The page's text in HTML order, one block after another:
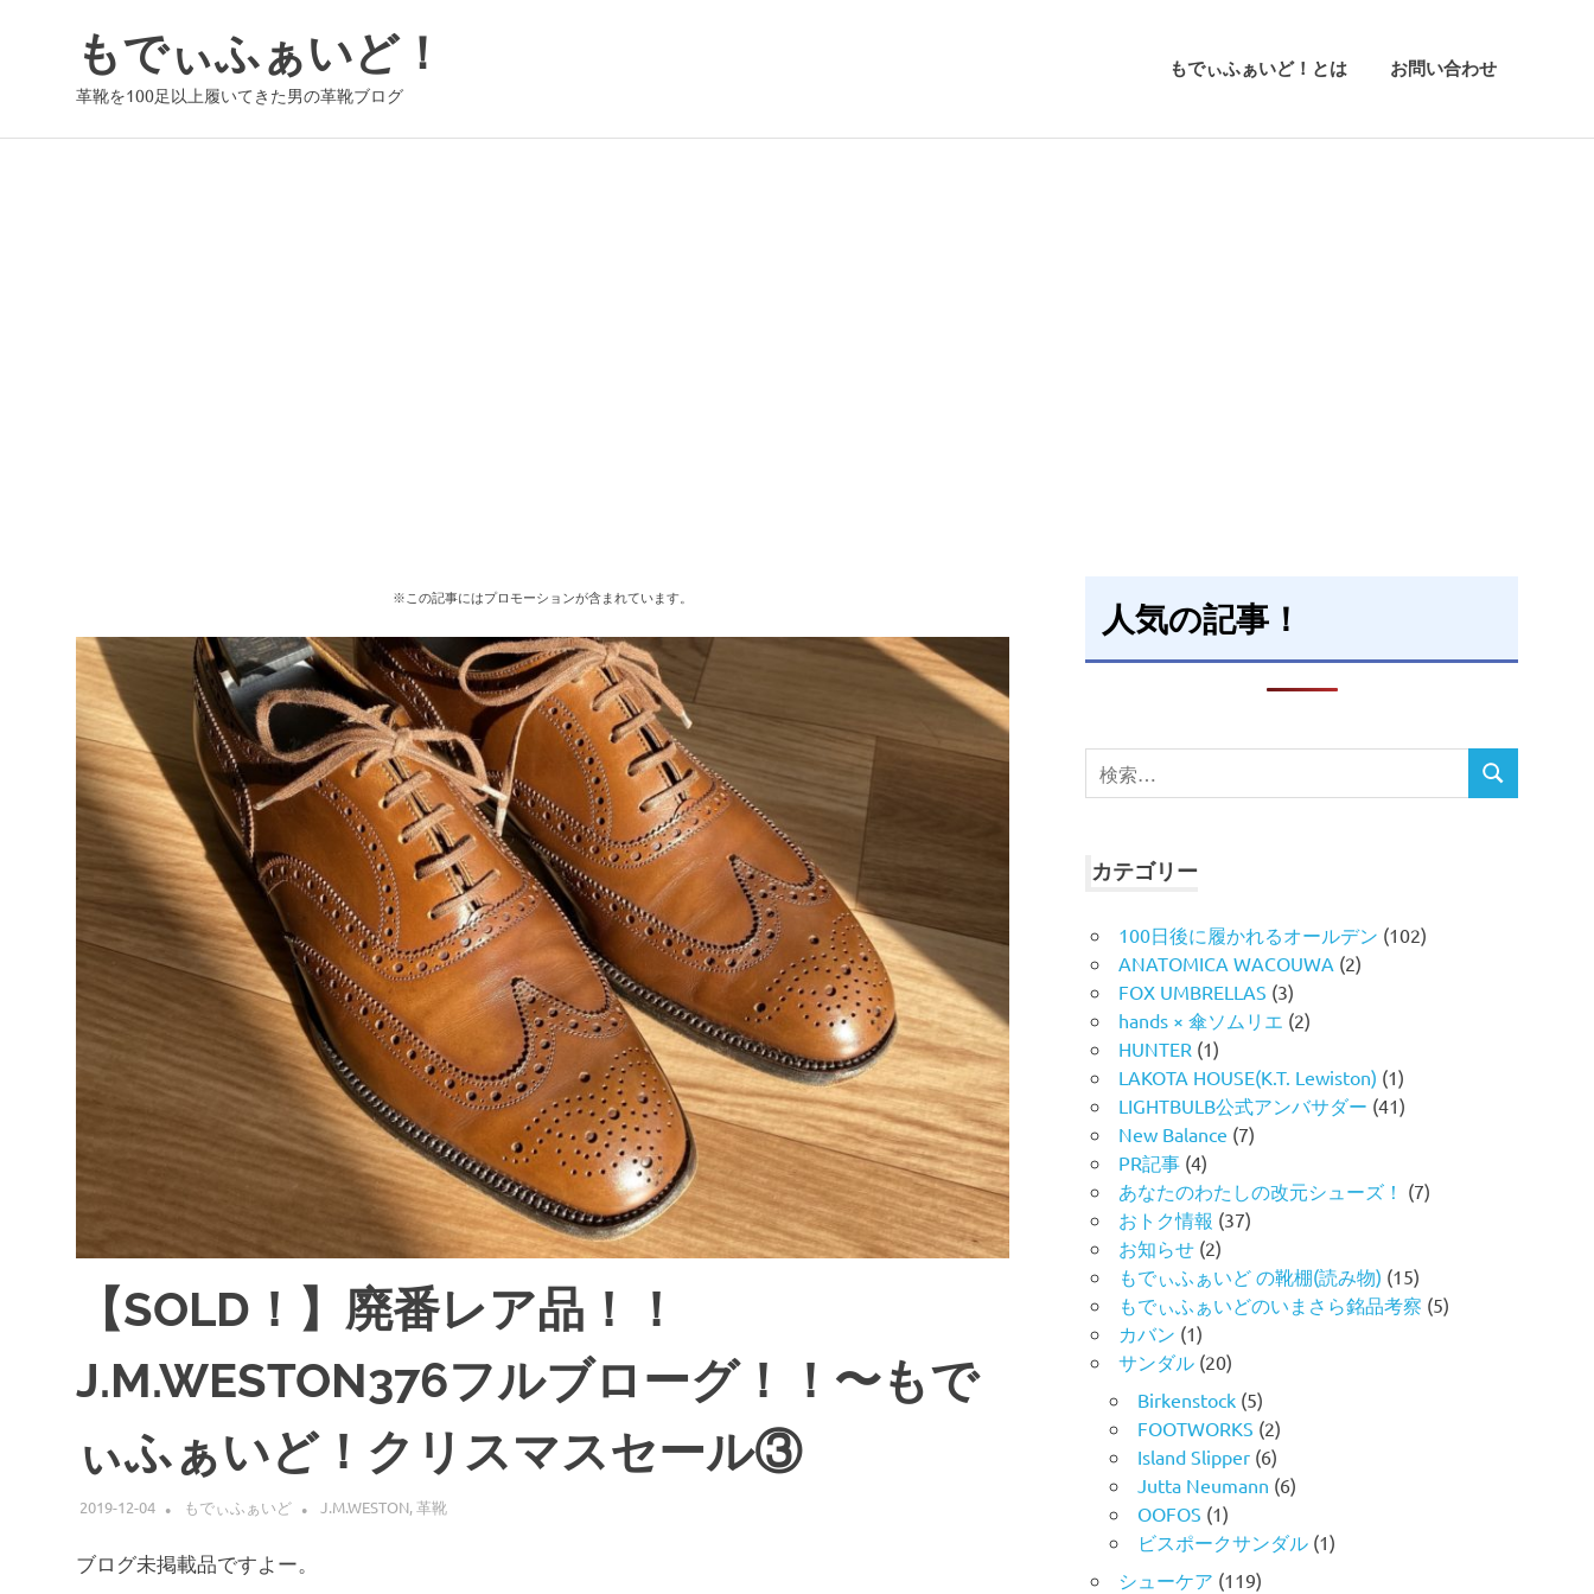
もでぃふぁいど！
革靴を100足以上履いてきた男の革靴ブログ
もでぃふぁいど！とは お問い合わせ
※この記事にはプロモーションが含まれています。
【SOLD！】廃番レア品！！
J.M.WESTON376フルブローグ！！〜もで
ぃふぁいど！クリスマスセール③
2019-12-04 もでぃふぁいど J.M.WESTON,革靴
ブログ未掲載品ですよー。
人気の記事！
検
索
検
カテゴリー
100日後に履かれるオールデン (102)
ANATOMICA WACOUWA (2)
FOX UMBRELLAS (3)
hands × 傘ソムリエ (2)
HUNTER (1)
LAKOTA HOUSE(K.T. Lewiston) (1)
LIGHTBULB公式アンバサダー (41)
New Balance (7)
PR記事 (4)
あなたのわたしの改元シューズ！ (7)
おトク情報 (37)
お知らせ (2)
もでぃふぁいど の靴棚(読み物) (15)
もでぃふぁいどのいまさら銘品考察 (5)
カバン (1)
サンダル (20)
Birkenstock (5)
FOOTWORKS (2)
Island Slipper (6)
Jutta Neumann (6)
OOFOS (1)
ビスポークサンダル (1)
シューケア (119)